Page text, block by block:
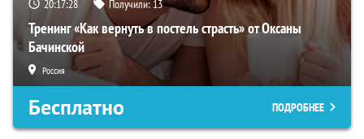
20:17:27 Получили:13
Тренинг «Как вернуть в постель страсть» от Оксаны
Бачинской
Россия
Бесплатно ПОДРОБНЕЕ